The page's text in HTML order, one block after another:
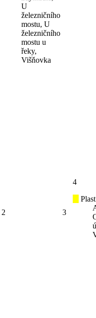
U
železničního
mostu, U
železničního
mostu u
řeky,
Višňovka
2 3
4
Plast